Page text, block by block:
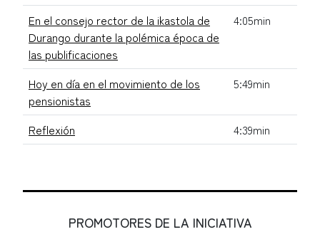
En el consejo rector de la ikastola de
Durango durante la polémica época de
las publificaciones
4:05min
Hoy en día en el movimiento de los
pensionistas
5:49min
Reflexión 4:39min
PROMOTORES DE LA INICIATIVA